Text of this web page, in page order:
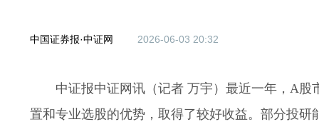
中国证券报·中证网 2026-06-03 20:32
中证报中证网讯（记者 万宇）最近一年，A
置和专业选股的优势，取得了较好收益。部分投